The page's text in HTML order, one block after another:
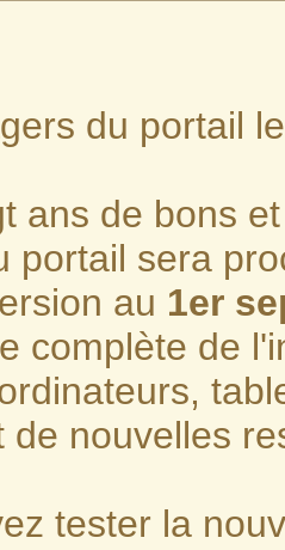
du portail
ans de bons
portail sera
au 1er
complète de
de nouvelles
tester la